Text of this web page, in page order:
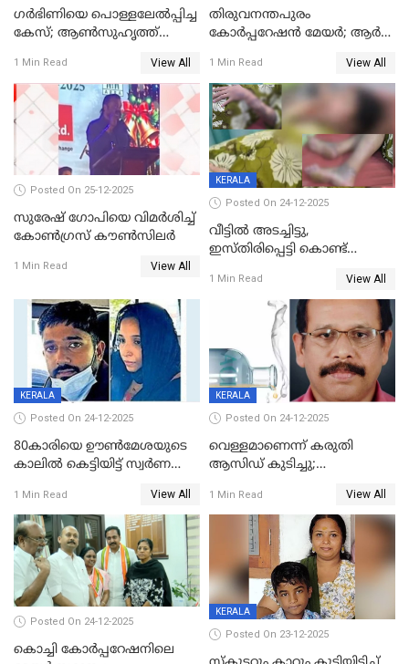
ഗര്‍ഭിണിയെ പൊള്ളലേല്‍പ്പിച്ച
കേസ്; ആണ്‍സുഹൃത്ത്
1 Min Read View All
തിരുവനന്തപുരം
കോര്‍പ്പറേഷന്‍ മേയർ; ആര്‍
1 Min Read View All
Posted On 25-12-2025
സുരേഷ് ഗോപിയെ വിമര്‍ശിച്ച്
കോണ്‍ഗ്രസ് കൗണ്‍സിലര്‍
1 Min Read View All
KERALA
Posted On 24-12-2025
വീട്ടിൽ അടച്ചിട്ടു,
ഇസ്തിരിപ്പെട്ടി കൊണ്ട്
ഗർഭിണിയായ യുവതിക്ക് ക്രൂര
1 Min Read View All
KERALA
Posted On 24-12-2025
80കാരിയെ ഊൺമേശയുടെ
കാലിൽ കെട്ടിയിട്ട് സ്വർണവും
കൊച്ചുമകനും സുഹൃത്തും
അറസ്റ്റിൽ
1 Min Read View All
KERALA
Posted On 24-12-2025
വെള്ളമാണെന്ന് കരുതി
ആസിഡ് കുടിച്ചു;
മരിച്ചു
1 Min Read View All
Posted On 24-12-2025
കൊച്ചി കോര്‍പ്പറേഷനിലെ
KERALA
Posted On 23-12-2025